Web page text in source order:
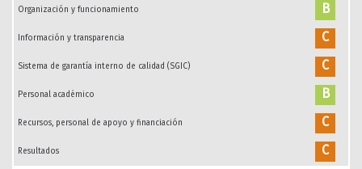
Organización y funcionamiento B
Información y transparencia C
Sistema de garantía interno de calidad (SGIC) C
Personal académico B
Recursos, personal de apoyo y financiación C
Resultados C